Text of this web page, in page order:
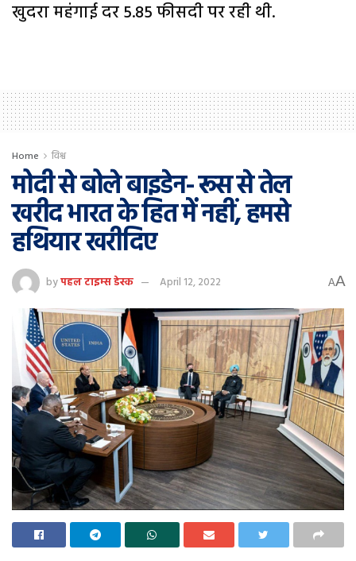
खुदरा महंगाई दर 5.85 फीसदी पर रही थी.
Home विश्व
मोदी से बोले बाइडेन- रूस से तेल
खरीद भारत के हित में नहीं, हमसे
हथियार खरीदिए
byपहल टाइम्स डेस्क April 12, 2022 AA